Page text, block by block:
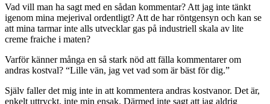
Vad vill man ha sagt med en sådan kommentar? Att jag inte tänkt
igenom mina mejerival ordentligt? Att de har röntgensyn och kan se
att mina tarmar inte alls utvecklar gas på industriell skala av lite
creme fraiche i maten?
Varför känner många en så stark nöd att fälla kommentarer om
andras kostval? “Lille vän, jag vet vad som är bäst för dig.”
Själv faller det mig inte in att kommentera andras kostvanor. Det är,
enkelt uttryckt, inte min ensak. Därmed inte sagt att jag aldrig